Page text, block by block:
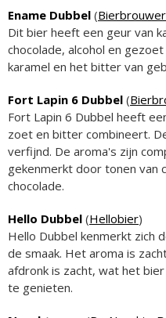
Ename Dubbel (
Dit bier heeft een geur van
chocolade, alcohol en
karamel en het bitter van
Fort Lapin 6 Dubbel (
Fort Lapin 6 Dubbel heeft
zoet en bitter combineert.
verfijnd. De aroma's zijn
gekenmerkt door tonen van
chocolade.
Hello Dubbel (Hellobier)
Hello Dubbel kenmerkt zich
de smaak. Het aroma is
afdronk is zacht, wat het
te genieten.